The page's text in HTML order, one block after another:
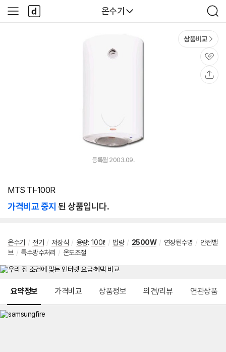
다나와
온수기
검
색
사
이
다
나
와
상품비교
관
심
등록월 2003.09.
MTS TI-100R
가격비교 중지 된 상품입니다.
온수기 / 전기 / 저장식 / 용량: 100ℓ / 법랑 / 2500W / 연장된수명 / 안전밸
브 / 특수방수처리 / 온도조절
요약정보 가격비교 상품정보 의견/리뷰 연관상품